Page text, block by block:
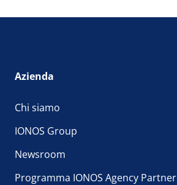
Azienda
Chi siamo
IONOS Group
Newsroom
Programma IONOS Agency Partner